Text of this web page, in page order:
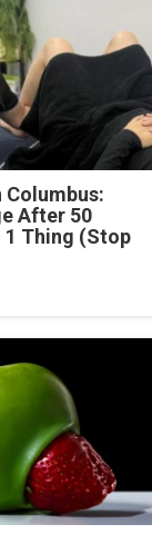
After 50
1 Thing (Stop